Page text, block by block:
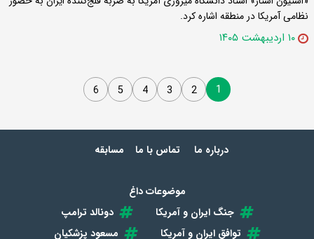
نظامی آمریکا در منطقه اشاره کرد.
۱۰ اردیبهشت ۱۴۰۵
1
2
3
4
5
6
درباره ما تماس با ما مسابقه
موضوعات داغ
جنگ ایران و آمریکا
دونالد ترامپ
توافق ایران و آمریکا
مسعود پزشکیان